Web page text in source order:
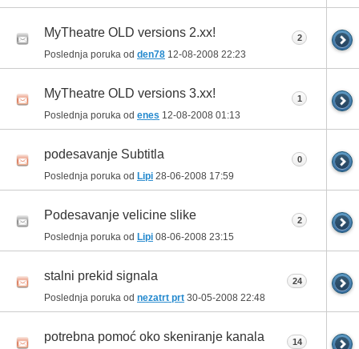
MyTheatre OLD versions 2.xx!
Poslednja poruka od den78 12-08-2008 22:23
2
MyTheatre OLD versions 3.xx!
Poslednja poruka od enes 12-08-2008 01:13
1
podesavanje Subtitla
Poslednja poruka od Lipi 28-06-2008 17:59
0
Podesavanje velicine slike
Poslednja poruka od Lipi 08-06-2008 23:15
2
stalni prekid signala
Poslednja poruka od nezatrt prt 30-05-2008 22:48
24
potrebna pomoć oko skeniranje kanala 14